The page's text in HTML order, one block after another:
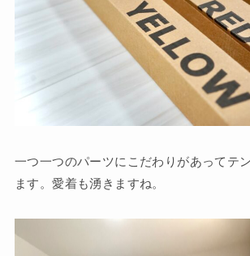
一つ一つのパーツにこだわりがあってテ
ます。愛着も湧きますね。